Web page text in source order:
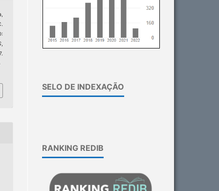
,
SELO DE INDEXAÇÃO
RANKING REDIB